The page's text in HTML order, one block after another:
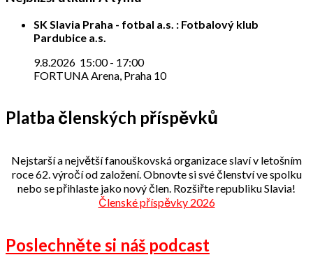
SK Slavia Praha - fotbal a.s. : Fotbalový klub
Pardubice a.s.
9.8.2026 15:00- 17:00
FORTUNA Arena, Praha 10
Platba členských příspěvků
Nejstarší a největší fanouškovská organizace slaví v letošním
roce 62. výročí od založení. Obnovte si své členství ve spolku
nebo se přihlaste jako nový člen. Rozšiřte republiku Slavia!
Členské příspěvky 2026
Poslechněte si náš podcast